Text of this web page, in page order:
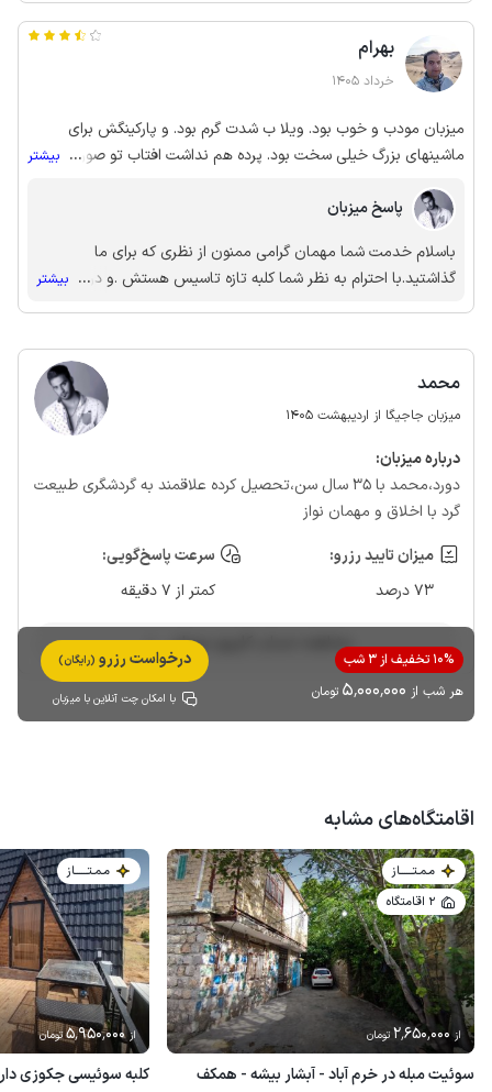
بهرام
خرداد 1405
میزبان مودب و خوب بود. ویلا ب شدت گرم بود. و پارکینگش برای
ماشینهای بزرگ خیلی سخت بود. پرده هم نداشت افتاب تو صورتمون
... بیشتر
پاسخ میزبان
باسلام خدمت شما مهمان گرامی ممنون از نظری که برای ما
گذاشتید.با احترام به نظر شما کلبه تازه تاسیس هستش .و در حال
شما گفته شده بود.ضمنا که ما هزینه شکستن گردن پنکه رو از شما
نگرفتیم✋...انشالا سری بعد که تشریف اوردین به بهترین امکانات در
خدمتتون هستیم.به امید دیدار دوباره🙏🏻
... بیشتر
محمد
میزبان جاجیگا از اردیبهشت 1405
درباره‌ میزبان:
دورد،محمد با 35 سال سن،تحصیل کرده علاقمند به گردشگری طبیعت
گرد با اخلاق و مهمان نواز
میزان تایید رزرو:
73 درصد
سرعت پاسخ‌گویی:
کمتر از 7 دقیقه
مشاهده حساب کاربری میزبان
10% تخفیف از 3 شب
هر شب از 5٬000٬000 تومان
درخواست رزرو (رایگان)
با امکان چت آنلاین با میزبان
اقامتگاه‌های مشابه
مـمـتــــــاز
2 اقامتگاه
از 2٬650٬000 تومان
سوئیت مبله در خرم آباد - آبشار بیشه - همکف
مـمـتــــــاز
از 5٬950٬000تومان
کلبه سوئیسی جکوزی